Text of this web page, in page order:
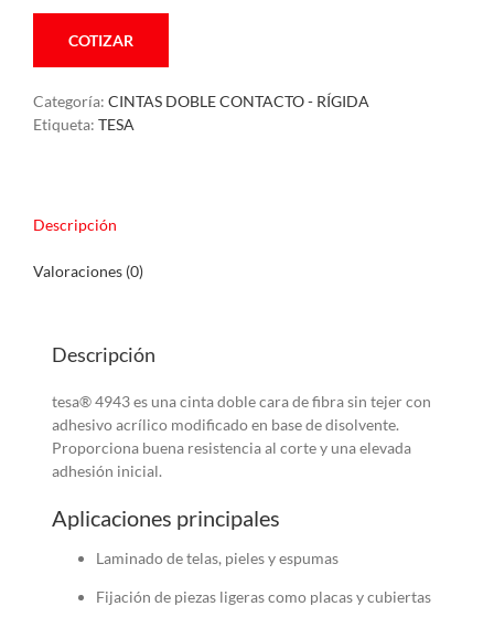
COTIZAR
Categoría: CINTAS DOBLE CONTACTO - RÍGIDA
Etiqueta: TESA
Descripción
Valoraciones (0)
Descripción
tesa® 4943 es una cinta doble cara de fibra sin tejer con
adhesivo acrílico modificado en base de disolvente.
Proporciona buena resistencia al corte y una elevada
adhesión inicial.
Aplicaciones principales
Laminado de telas, pieles y espumas
Fijación de piezas ligeras como placas y cubiertas